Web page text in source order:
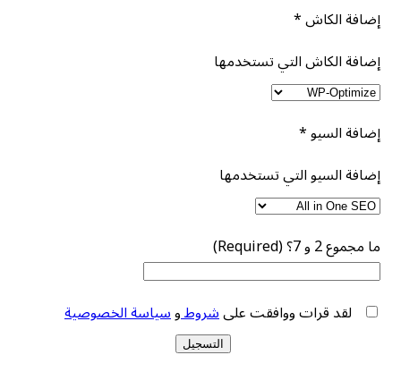
إضافة الكاش*
إضافة الكاش التي تستخدمها
إضافة السيو*
إضافة السيو التي تستخدمها
ما مجموع 2 و 7؟ (Required)
لقد قرات ووافقت علىشروطوسياسة الخصوصية